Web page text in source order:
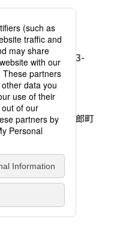
凡人社の本を見る
社が出版した本を見る
1-3-13 8F
3116
代田区平河町1-3-
FAX：03-3263-
阪市中央区久太郎町
FAX：03-6733-
Reserved.